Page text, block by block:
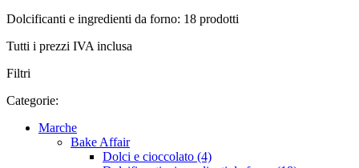
Dolcificanti e ingredienti da forno: 18 prodotti
Tutti i prezzi IVA inclusa
Filtri
Categorie:
Marche
Bake Affair
Dolci e cioccolato (4)